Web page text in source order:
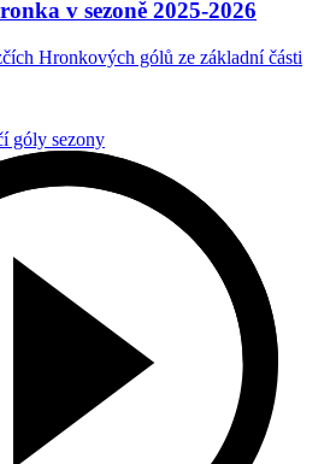
v sezoně 2025-2026
Hronkových gólů ze základní části